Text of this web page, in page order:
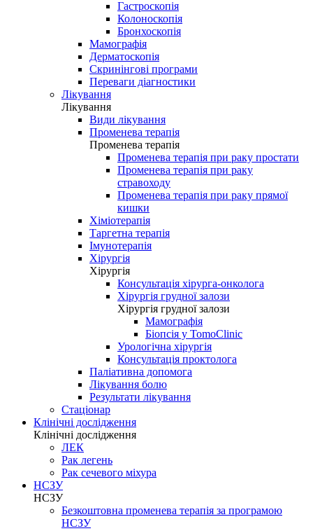
Гастроскопія
Колоноскопія
Бронхоскопія
Мамографія
Дерматоскопія
Скринінгові програми
Переваги діагностики
Лікування
Лікування
Види лікування
Променева терапія
Променева терапія
Променева терапія при раку простати
Променева терапія при раку
стравоходу
Променева терапія при раку прямої
кишки
Хіміотерапія
Таргетна терапія
Імунотерапія
Хірургія
Хірургія
Консультація хірурга-онколога
Хірургія грудної залози
Хірургія грудної залози
Мамографія
Біопсія у TomoClinic
Урологічна хірургія
Консультація проктолога
Паліативна допомога
Лікування болю
Результати лікування
Стаціонар
Клінічні дослідження
Клінічні дослідження
ЛЕК
Рак легень
Рак сечевого міхура
НСЗУ
НСЗУ
Безкоштовна променева терапія за програмою
НСЗУ